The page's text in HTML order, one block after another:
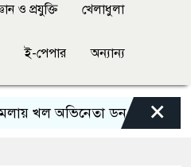
ও প্রযুক্তি খেলাধুলা
ই-পেপার অন্যান্য
খল অভিনেতা ডন গ্রেফতার×